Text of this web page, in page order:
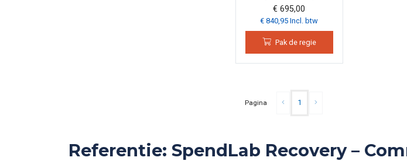
€ 695,00
€ 840,95 Incl. btw
Pak de regie
Pagina 1
Referentie: SpendLab Recovery –